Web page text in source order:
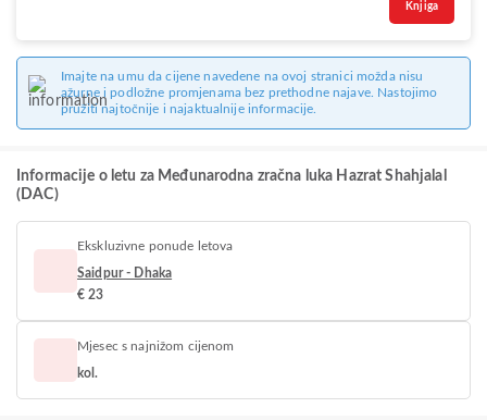
Knjiga
Imajte na umu da cijene navedene na ovoj stranici možda nisu
ažurne i podložne promjenama bez prethodne najave. Nastojimo
pružiti najtočnije i najaktualnije informacije.
Informacije o letu za Međunarodna zračna luka Hazrat Shahjalal
(DAC)
Ekskluzivne ponude letova
Saidpur - Dhaka
€ 23
Mjesec s najnižom cijenom
kol.